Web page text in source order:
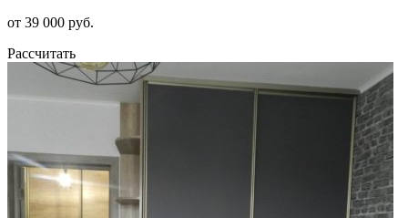
от 39 000 руб.
Рассчитать